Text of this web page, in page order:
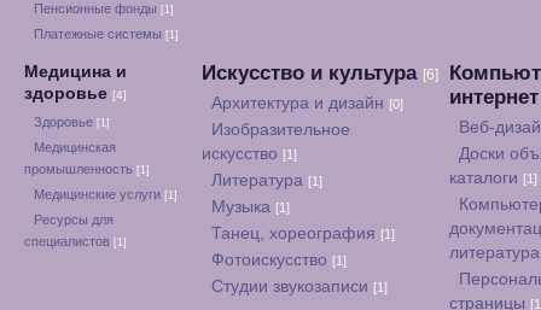
Пенсионные фонды [1]
Платежные системы [1]
Медицина и
здоровье [4]
Здоровье [1]
Медицинская
промышленность [1]
Медицинские услуги [1]
Ресурсы для
специалистов [1]
Искусство и культура [6]
Архитектура и дизайн [0]
Изобразительное
искусство [1]
Литература [1]
Музыка [1]
Танец, хореография [1]
Фотоискусство [1]
Студии звукозаписи [1]
Веб-
Доски
каталоги [1]
страницы